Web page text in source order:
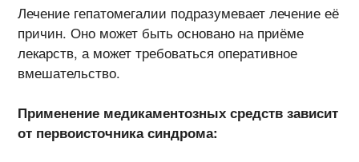
Лечение гепатомегалии подразумевает лечение её
причин. Оно может быть основано на приёме
лекарств, а может требоваться оперативное
вмешательство.
Применение медикаментозных средств зависит
от первоисточника синдрома: